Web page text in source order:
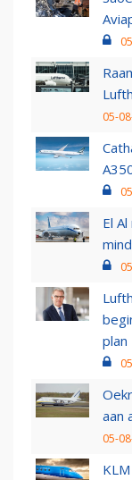
05-
El
plan
aan
05-